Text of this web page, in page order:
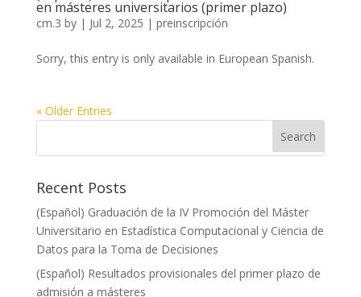
en másteres universitarios (primer plazo)
cm.3 by | Jul 2, 2025 | preinscripción
Sorry, this entry is only available in European Spanish.
« Older Entries
Recent Posts
(Español) Graduación de la IV Promoción del Máster
Universitario en Estadística Computacional y Ciencia de
Datos para la Toma de Decisiones
(Español) Resultados provisionales del primer plazo de
admisión a másteres